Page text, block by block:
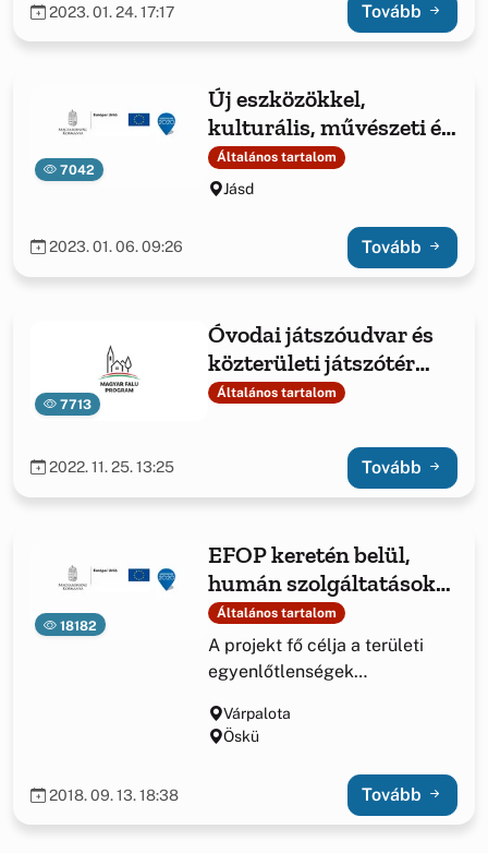
2023. 01. 24. 17:17 Tovább
7042
Új eszközökkel,
kulturális, művészeti és
egészségmegőrző
rendezvényekkel az
projekt azonosító
száma: 3407244211
Általános tartalom
Jásd
2023. 01. 06. 09:26 Tovább
7713
Óvodai játszóudvar és
közterületi játszótér
fejlesztése 2021 MFP-
3319995898 számú
Általános tartalom
2022. 11. 25. 13:25 Tovább
18182
EFOP keretén belül,
humán szolgáltatások
fejlesztése
Általános tartalom
A projekt fő célja a területi
egyenlőtlenségek
felzárkózás elősegítése,
valamint a minőségi humán
közszolgáltatásokhoz való
hozzáférés javítása.
Várpalota
Öskü
2018. 09. 13. 18:38 Tovább